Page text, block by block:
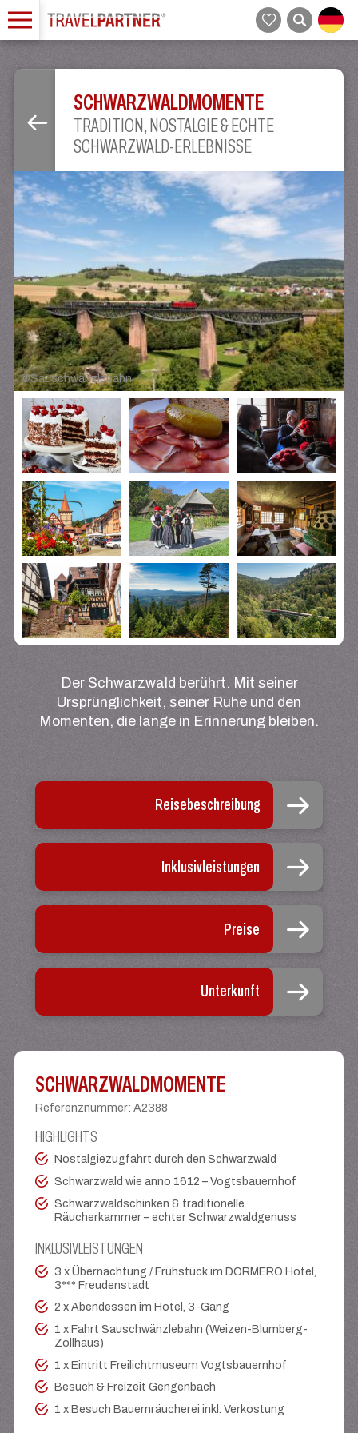
SCHWARZWALDMOMENTE
TRADITION, NOSTALGIE & ECHTE
SCHWARZWALD-ERLEBNISSE
©Sauschwänzlebahn
Der Schwarzwald berührt. Mit seiner
Ursprünglichkeit, seiner Ruhe und den
Momenten, die lange in Erinnerung bleiben.
Reisebeschreibung
Inklusivleistungen
Preise
Unterkunft
SCHWARZWALDMOMENTE
Referenznummer:A2388
HIGHLIGHTS
Nostalgiezugfahrt durch den Schwarzwald
Schwarzwald wie anno 1612 – Vogtsbauernhof
Schwarzwaldschinken & traditionelle
Räucherkammer – echter Schwarzwaldgenuss
INKLUSIVLEISTUNGEN
3 x Übernachtung / Frühstück im DORMERO Hotel,
3*** Freudenstadt
2 x Abendessen im Hotel, 3-Gang
1 x Fahrt Sauschwänzlebahn (Weizen-Blumberg-
Zollhaus)
1 x Eintritt Freilichtmuseum Vogtsbauernhof
Besuch & Freizeit Gengenbach
1 x Besuch Bauernräucherei inkl. Verkostung